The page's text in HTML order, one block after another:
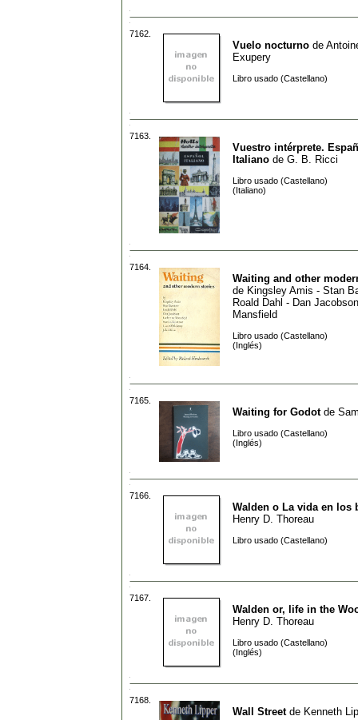
7162.
Vuelo nocturno de
Exupery
Libro usado (Castellano)
7163.
Vuestro intérprete.
Italiano de G. B. Ricci
Libro usado (Castellano)
(Italiano)
7164.
Waiting and other
de Kingsley Amis - Stan
Roald Dahl - Dan
Mansfield
Libro usado (Castellano)
(Inglés)
7165.
Waiting for Godotde
Libro usado (Castellano)
(Inglés)
7166.
Walden o La vida en los
Henry D. Thoreau
Libro usado (Castellano)
7167.
Walden or, life in the
Henry D. Thoreau
Libro usado (Castellano)
(Inglés)
7168.
Wall Streetde Kenneth